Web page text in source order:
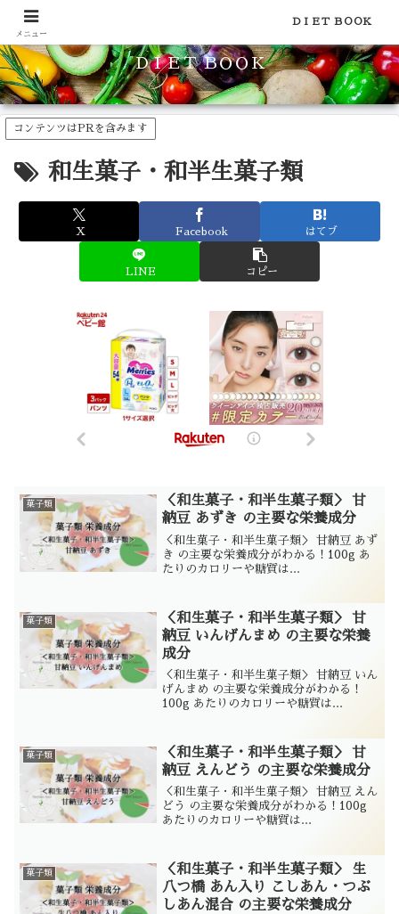
食品のカロリーや糖質などの栄養素がわかる！健康やダイエットに
ＤＩＥＴ ＢＯＯＫ
コンテンツはPRを含みます
和生菓子・和半生菓子類
X Facebook はてブ
LINE コピー
菓子類
＜和生菓子・和半生菓子類＞ 甘
納豆 あずき の主要な栄養成分
＜和生菓子・和半生菓子類＞ 甘納豆 あず
き の主要な栄養成分がわかる！100g あ
たりのカロリーや糖質は...
菓子類
＜和生菓子・和半生菓子類＞ 甘
納豆 いんげんまめ の主要な栄養
成分
＜和生菓子・和半生菓子類＞ 甘納豆 いん
げんまめ の主要な栄養成分がわかる！
100g あたりのカロリーや糖質は...
菓子類
＜和生菓子・和半生菓子類＞ 甘
納豆 えんどう の主要な栄養成分
＜和生菓子・和半生菓子類＞ 甘納豆 えん
どう の主要な栄養成分がわかる！100g
あたりのカロリーや糖質は...
菓子類
＜和生菓子・和半生菓子類＞ 生
八つ橋 あん入り こしあん・つぶ
しあん混合 の主要な栄養成分
メニュー
ＤＩＥＴ ＢＯＯＫ